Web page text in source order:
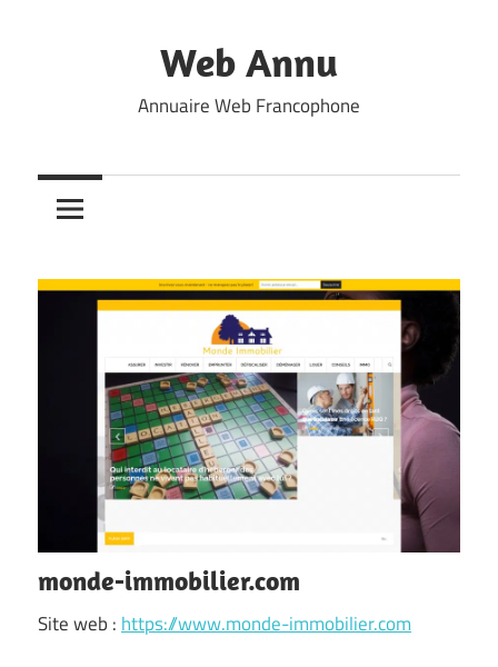
Web Annu
Annuaire Web Francophone
monde-immobilier.com
Site web : https://www.monde-immobilier.com